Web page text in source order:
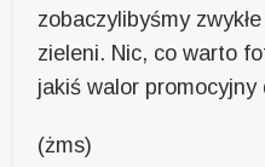
zobaczylibyśmy
zieleni. Nic, co warto
jakiś walor promocyjny
(żms)